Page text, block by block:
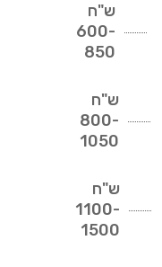
ש"ח
600-
850
ש"ח
800-
1050
ש"ח
1100-
1500